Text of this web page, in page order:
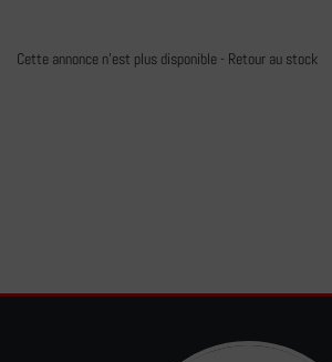
Cette annonce n'est plus disponible - Retour au stock